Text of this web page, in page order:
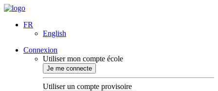
FR
English
Connexion
Utiliser mon compte école
Je me connecte
Utiliser un compte provisoire